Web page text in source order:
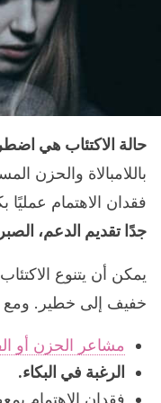
حالة الاكتئاب هي
باللامبالاة والحزن
فقدان الاهتمام
جدًا تقديم الدعم،
يمكن أن يتنوع
خفيف إلى خطير.
مشاعر الحزن أو
الرغبة في البكاء.
فقدان الاهتمام